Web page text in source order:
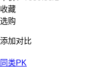
收藏
选购
添加对比
同类PK